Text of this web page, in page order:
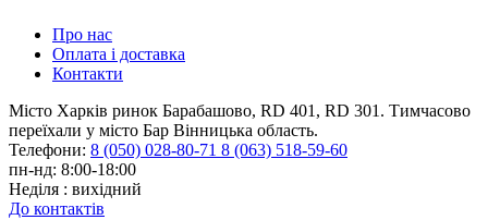
Про нас
Оплата і доставка
Контакти
Місто Харків ринок Барабашово, RD 401, RD 301. Тимчасово
переїхали у місто Бар Вінницька область.
Телефони: 8 (050) 028-80-71 8 (063) 518-59-60
пн-нд: 8:00-18:00
Неділя : вихідний
До контактів